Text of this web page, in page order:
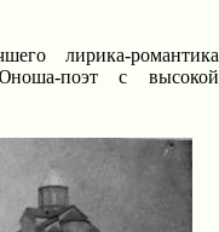
лирика-романтика
поэт с высокой